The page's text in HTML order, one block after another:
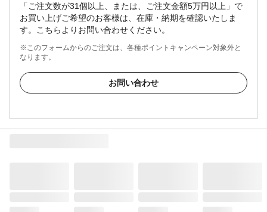
「ご注文数が31個以上、または、ご注文金額5万円以上」で
お買い上げご希望のお客様は、在庫・納期を確認いたしま
す。こちらよりお問い合わせください。
※このフォームからのご注文は、各種ポイントキャンペーン対象外と
なります。
お問い合わせ